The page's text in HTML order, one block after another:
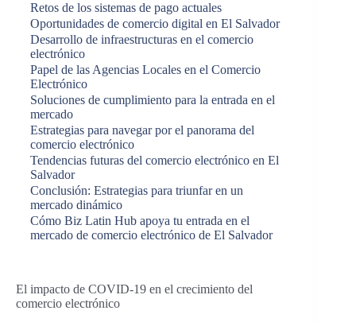
Retos de los sistemas de pago actuales
Oportunidades de comercio digital en El Salvador
Desarrollo de infraestructuras en el comercio
electrónico
Papel de las Agencias Locales en el Comercio
Electrónico
Soluciones de cumplimiento para la entrada en el
mercado
Estrategias para navegar por el panorama del
comercio electrónico
Tendencias futuras del comercio electrónico en El
Salvador
Conclusión: Estrategias para triunfar en un
mercado dinámico
Cómo Biz Latin Hub apoya tu entrada en el
mercado de comercio electrónico de El Salvador
El impacto de COVID-19 en el crecimiento del
comercio electrónico